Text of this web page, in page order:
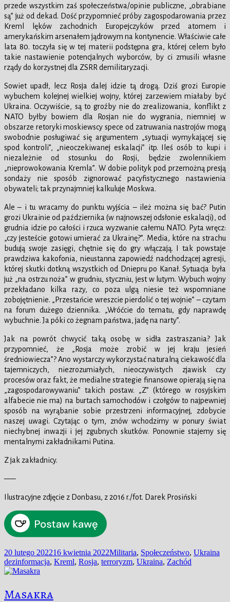
przede wszystkim zaś społeczeństwa/opinie publiczne, „obrabiane
są” już od dekad. Dość przypomnieć próby zagospodarowania przez
Kreml lęków zachodnich Europejczyków przed atomem i
amerykańskim arsenałem jądrowym na kontynencie. Właściwie całe
lata 80. toczyła się w tej materii podstępna gra, której celem było
takie nastawienie potencjalnych wyborców, by ci zmusili własne
rządy do korzystnej dla ZSRR demilitaryzacji.
Sowiet upadł, lecz Rosja dalej idzie tą drogą. Dziś grozi Europie
wybuchem kolejnej wielkiej wojny, której zarzewiem miałaby być
Ukraina. Oczywiście, są to groźby nie do zrealizowania, konflikt z
NATO byłby bowiem dla Rosjan nie do wygrania, niemniej w
obszarze retoryki moskiewscy spece od zatruwania nastrojów mogą
swobodnie posługiwać się argumentem „sytuacji wymykającej się
spod kontroli”, „nieoczekiwanej eskalacji” itp. Ileś osób to kupi i
niezależnie od stosunku do Rosji, będzie zwolennikiem
„nieprowokowania Kremla”. W dobie polityk pod przemożną presją
sondaży nie sposób zignorować pacyfistycznego nastawienia
obywateli; tak przynajmniej kalkuluje Moskwa.
Ale – i tu wracamy do punktu wyjścia – ileż można się bać? Putin
grozi Ukrainie od października (w najnowszej odsłonie eskalacji), od
grudnia idzie po całości i rzuca wyzwanie całemu NATO. Pyta wręcz:
„czy jesteście gotowi umierać za Ukrainę?”. Media, które na strachu
budują swoje zasięgi, chętnie się do gry włączają. I tak powstaje
prawdziwa kakofonia, nieustanna zapowiedź nadchodzącej agresji,
której skutki dotkną wszystkich od Dniepru po Kanał. Sytuacja była
już „na ostrzu noża” w grudniu, styczniu, jest w lutym. Wybuch wojny
przekładano kilka razy, co poza ulgą niesie też wspomniane
zobojętnienie. „Przestańcie wreszcie pierdolić o tej wojnie” – czytam
na forum dużego dziennika. „Wróćcie do tematu, gdy naprawdę
wybuchnie. Ja póki co żegnam państwa, jadę na narty”.
Jak na powrót chwycić taką osobę w sidła zastraszania? Jak
przypomnieć, że „Rosja może zrobić w jej kraju jesień
średniowiecza”? Ano wystarczy wykorzystać naturalną ciekawość dla
tajemniczych, niezrozumiałych, nieoczywistych zjawisk czy
procesów oraz fakt, że medialne strategie finansowe opierają się na
„zagospodarowywaniu” takich postaw. „Z” (którego w rosyjskim
alfabecie nie ma) na burtach samochodów i czołgów to najpewniej
sposób na wyrąbanie sobie przestrzeni informacyjnej, zdobycie
naszej uwagi. Czytając o tym, znów wchodzimy w ponury świat
niechybnej inwazji i jej zgubnych skutków. Ponownie stajemy się
mentalnymi zakładnikami Putina.
Z jak zakładnicy.
—–
Ilustracyjne zdjęcie z Donbasu, z 2016 r./fot. Darek Prosiński
Data
publikacji
20 lutego 202216 kwietnia 2022Kategorie
Militaria, Społeczeństwo, Ukraina
dezinformacja, Kreml, Rosja, terroryzm, Ukraina, Zachód
Masakra